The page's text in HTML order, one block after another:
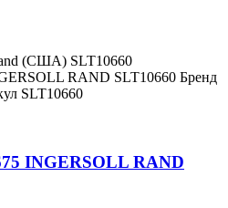
(США) SLT10660
RAND SLT10660 Бренд
SLT10660
INGERSOLL RAND